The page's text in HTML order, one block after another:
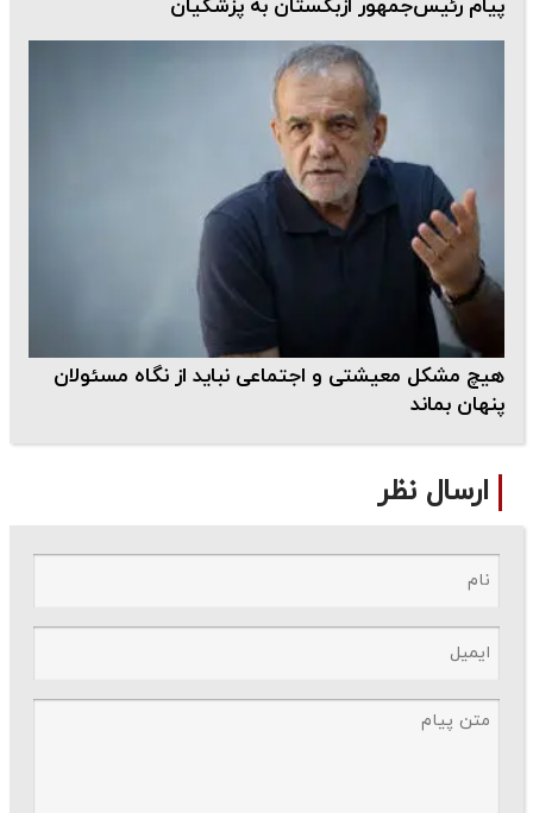
پیام رئیس‌جمهور ازبکستان به پزشکیان
هیچ مشکل معیشتی و اجتماعی نباید از نگاه مسئولان
پنهان بماند
ارسال نظر